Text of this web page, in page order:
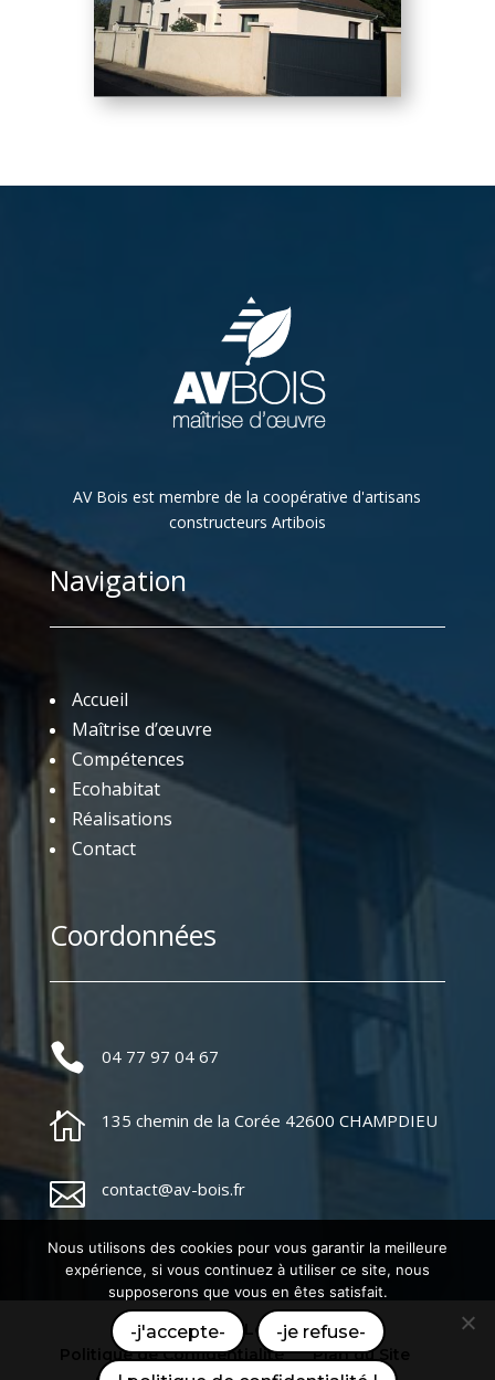
AV Bois est membre de la coopérative d'artisans
constructeurs Artibois
Navigation
Accueil
Maîtrise d’œuvre
Compétences
Ecohabitat
Réalisations
Contact
Coordonnées
 04 77 97 04 67
 135 chemin de la Corée 42600 CHAMPDIEU
 contact@av-bois.fr
Mentions Légales
Politique de Confidentialité
Plan du Site
Nous utilisons des cookies pour vous garantir la meilleure
expérience, si vous continuez à utiliser ce site, nous
supposerons que vous en êtes satisfait.
-j'accepte- -je refuse-